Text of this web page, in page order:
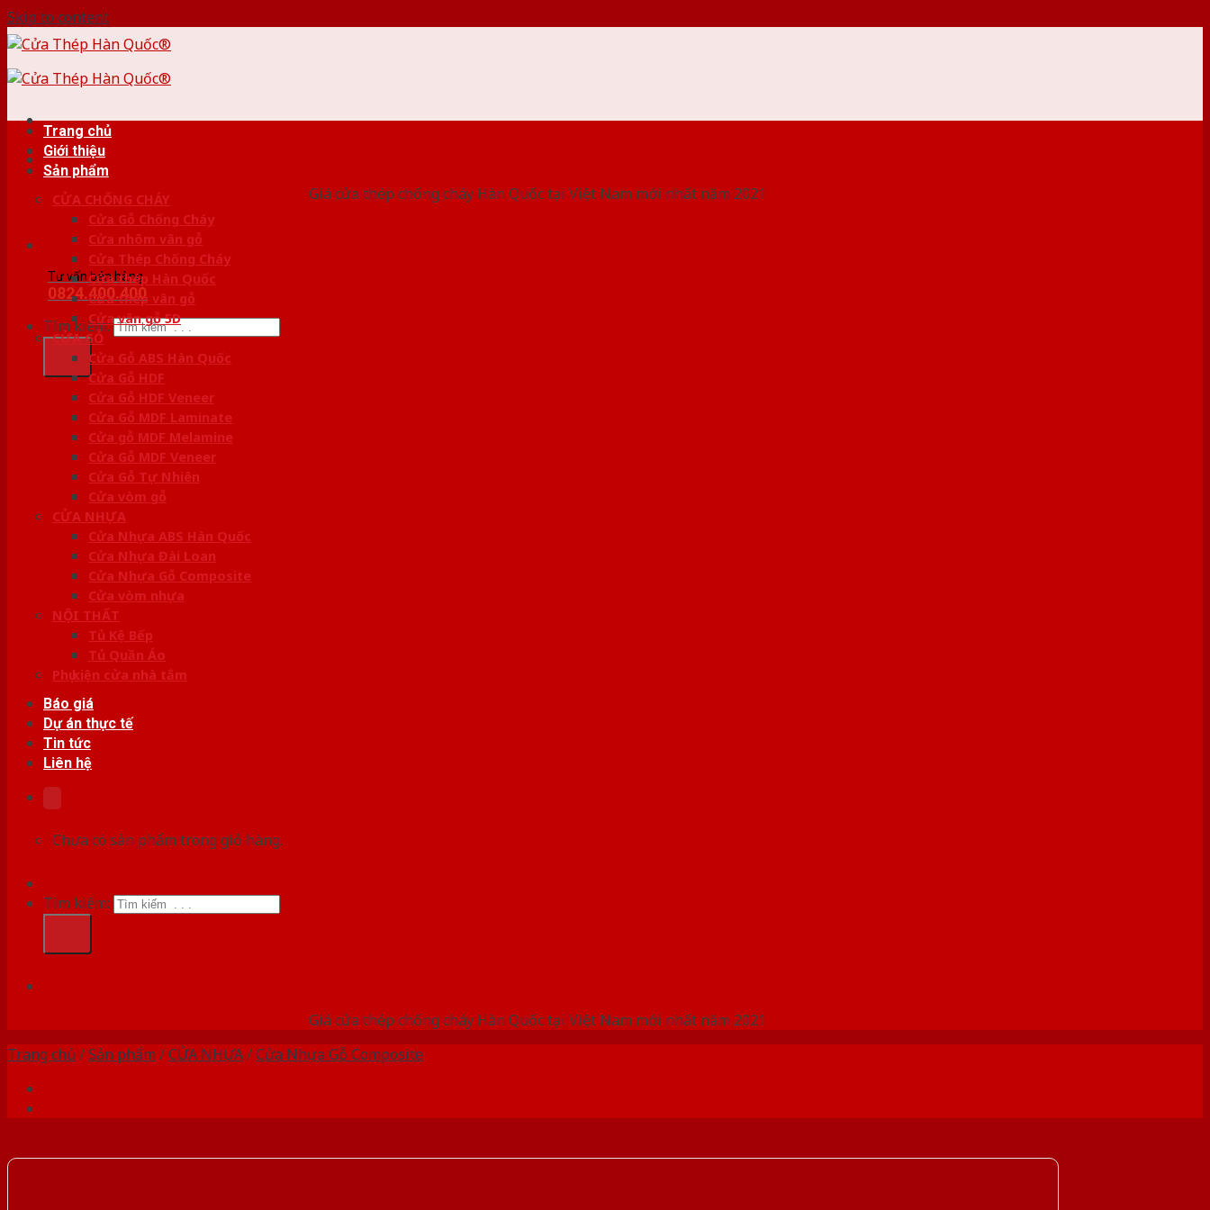
Skip to content
Giá cửa thép chống cháy Hàn Quốc tại Việt Nam mới nhất năm 2021
Tư vấn bán hàng
0824.400.400
Tìm kiếm:
Trang chủ
Giới thiệu
Sản phẩm
CỬA CHỐNG CHÁY
Cửa Gỗ Chống Cháy
Cửa nhôm vân gỗ
Cửa Thép Chống Cháy
Cửa thép Hàn Quốc
Cửa thép vân gỗ
Cửa vân gỗ 5D
CỬA GỖ
Cửa Gỗ ABS Hàn Quốc
Cửa Gỗ HDF
Cửa Gỗ HDF Veneer
Cửa Gỗ MDF Laminate
Cửa gỗ MDF Melamine
Cửa Gỗ MDF Veneer
Cửa Gỗ Tự Nhiên
Cửa vòm gỗ
CỬA NHỰA
Cửa Nhựa ABS Hàn Quốc
Cửa Nhựa Đài Loan
Cửa Nhựa Gỗ Composite
Cửa vòm nhựa
NỘI THẤT
Tủ Kệ Bếp
Tủ Quần Áo
Phụ kiện cửa nhà tắm
Báo giá
Dự án thực tế
Tin tức
Liên hệ
Chưa có sản phẩm trong giỏ hàng.
Tìm kiếm:
Giá cửa thép chống cháy Hàn Quốc tại Việt Nam mới nhất năm 2021
Trang chủ /Sản phẩm /CỬA NHỰA/Cửa Nhựa Gỗ Composite